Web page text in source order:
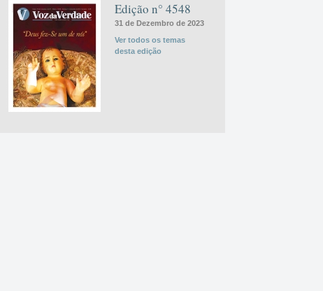
Edição n° 4548
31 de Dezembro de 2023
Ver todos os temas
desta edição